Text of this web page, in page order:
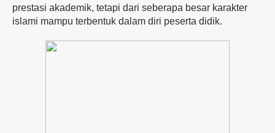
prestasi akademik, tetapi dari seberapa besar karakter
islami mampu terbentuk dalam diri peserta didik.